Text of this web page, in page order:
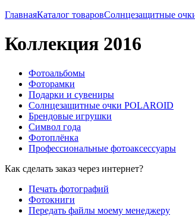
ГлавнаяКаталог товаровСолнцезащитные
Коллекция 2016
Фотоальбомы
Фоторамки
Подарки и сувениры
Солнцезащитные очки POLAROID
Брендовые игрушки
Символ года
Фотоплёнка
Профессиональные фотоаксессуары
Как сделать заказ через интернет?
Печать фотографий
Фотокниги
Передать файлы моему менеджеру